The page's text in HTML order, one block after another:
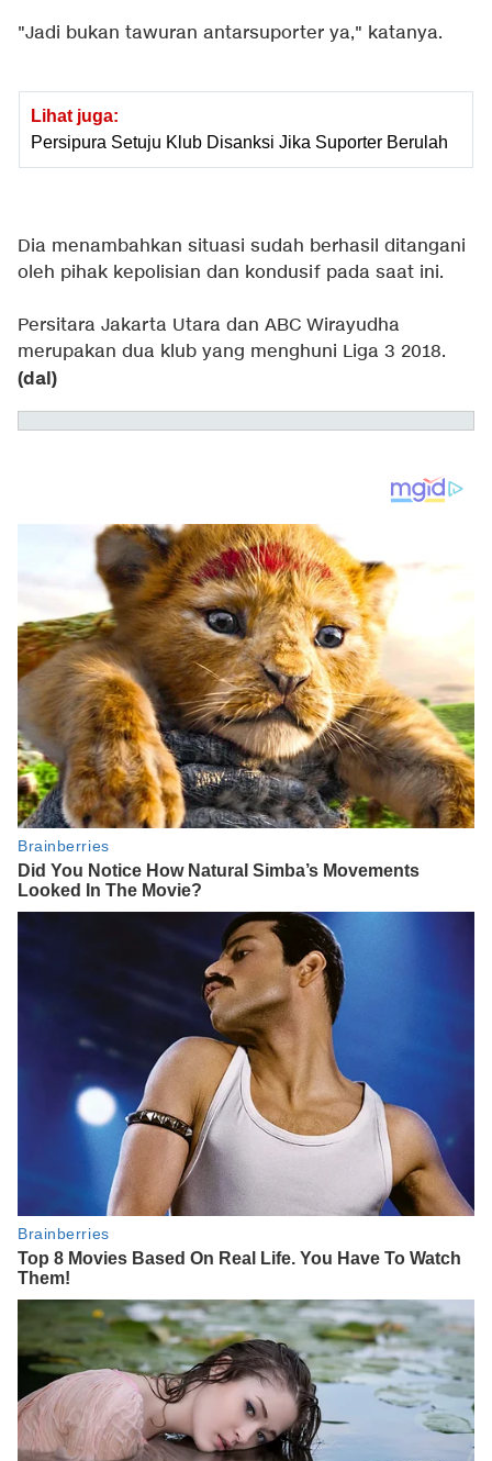
"Jadi bukan tawuran antarsuporter ya," katanya.
Lihat juga:
Persipura Setuju Klub Disanksi Jika Suporter Berulah
Dia menambahkan situasi sudah berhasil ditangani
oleh pihak kepolisian dan kondusif pada saat ini.
Persitara Jakarta Utara dan ABC Wirayudha
merupakan dua klub yang menghuni Liga 3 2018.
(dal)